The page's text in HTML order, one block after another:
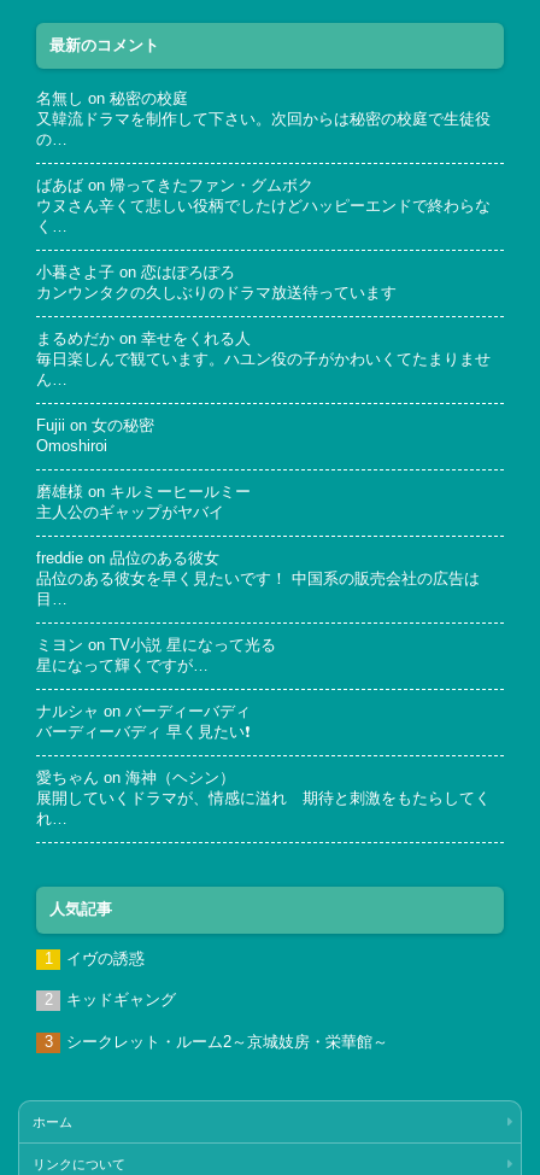
最新のコメント
名無し on 秘密の校庭
又韓流ドラマを制作して下さい。次回からは秘密の校庭で生徒役
の…
ばあば on 帰ってきたファン・グムボク
ウヌさん辛くて悲しい役柄でしたけどハッピーエンドで終わらな
く…
小暮さよ子 on 恋はぽろぽろ
カンウンタクの久しぶりのドラマ放送待っています
まるめだか on 幸せをくれる人
毎日楽しんで観ています。ハユン役の子がかわいくてたまりませ
ん…
Fujii on 女の秘密
Omoshiroi
磨雄様 on キルミーヒールミー
主人公のギャップがヤバイ
freddie on 品位のある彼女
品位のある彼女を早く見たいです！ 中国系の販売会社の広告は
目…
ミヨン on TV小説 星になって光る
星になって輝くですが…
ナルシャ on バーディーバディ
バーディーバディ 早く見たい❗
愛ちゃん on 海神（ヘシン）
展開していくドラマが、情感に溢れ 期待と刺激をもたらしてく
れ…
人気記事
イヴの誘惑
キッドギャング
シークレット・ルーム2～京城妓房・栄華館～
ホーム
リンクについて